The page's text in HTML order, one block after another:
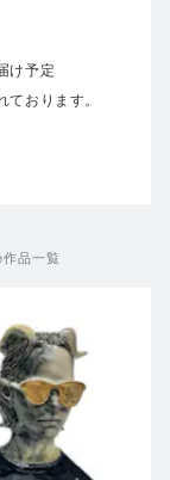
け予定
おります。
品一覧